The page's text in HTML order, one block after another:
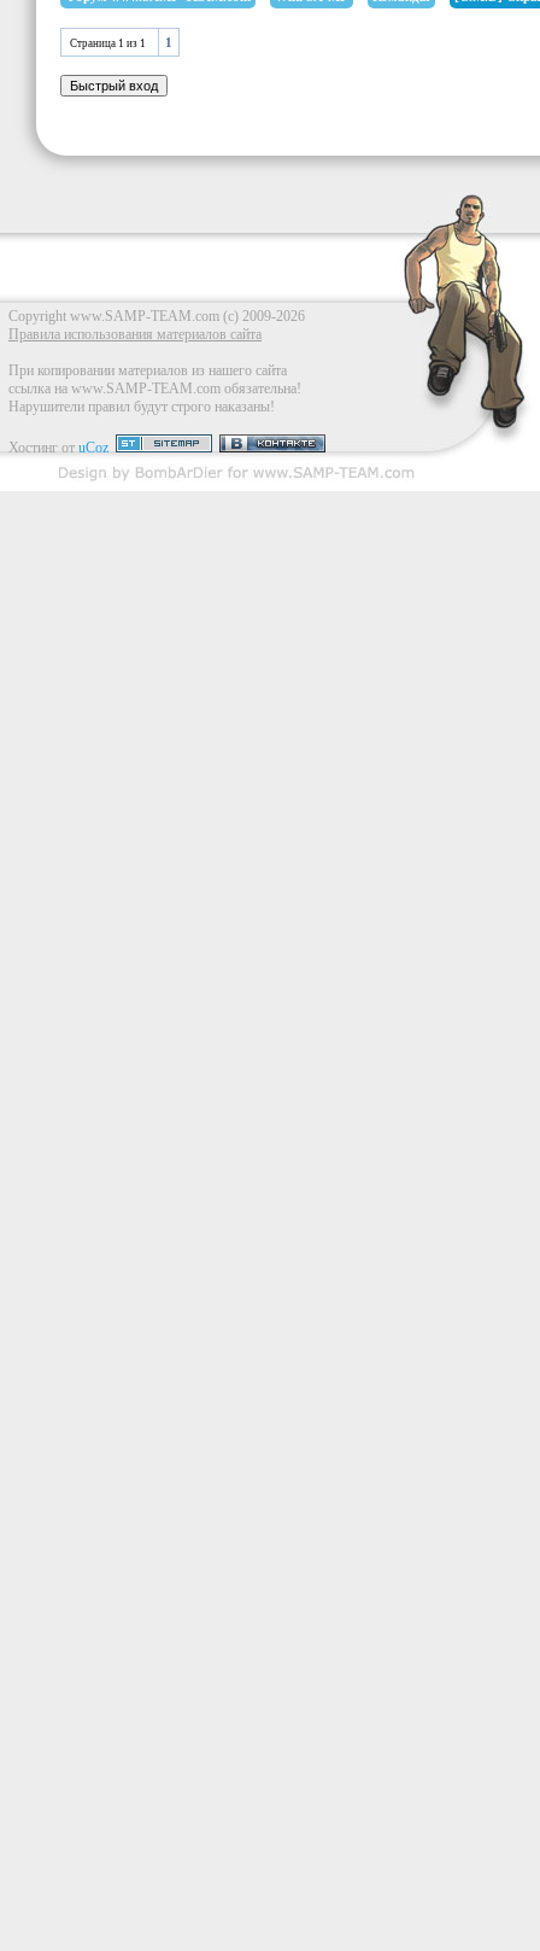
strcmp
return 1
}
Страница 1 из 1 1
Copyright www.SAMP-TEAM.com (c) 2009-2026
Правила использования материалов сайта
При копировании материалов из нашего сайта
ссылка на www.SAMP-TEAM.com обязательна!
Нарушители правил будут строго наказаны!
Хостинг от uCoz